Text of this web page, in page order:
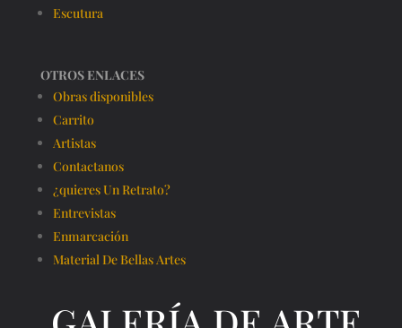
Escutura
OTROS ENLACES
Obras disponibles
Carrito
Artistas
Contactanos
¿quieres Un Retrato?
Entrevistas
Enmarcación
Material De Bellas Artes